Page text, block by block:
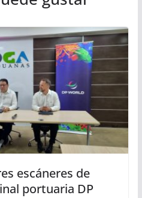
escáneres de
portuaria DP